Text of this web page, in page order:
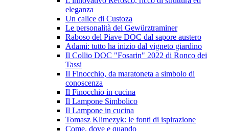
eleganza
Un calice di Custoza
Le personalità del Gewürztraminer
Raboso del Piave DOC dal sapore austero
Adami: tutto ha inizio dal vigneto giardino
Il Collio DOC "Fosarin" 2022 di Ronco dei
Tassi
Il Finocchio, da maratoneta a simbolo di
conoscenza
Il Finocchio in cucina
Il Lampone Simbolico
Il Lampone in cucina
Tomasz Klimezyk: le fonti di ispirazione
Come, dove e quando